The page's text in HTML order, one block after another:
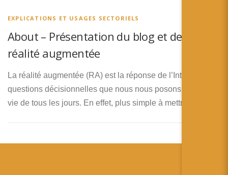
EXPLICATIONS ET USAGES SECTORIELS
About – Présentation du blog et de la
réalité augmentée
La réalité augmentée (RA) est la réponse de l’Internet aux
questions décisionnelles que nous nous posons dans la
vie de tous les jours. En effet, plus simple à mettre en …